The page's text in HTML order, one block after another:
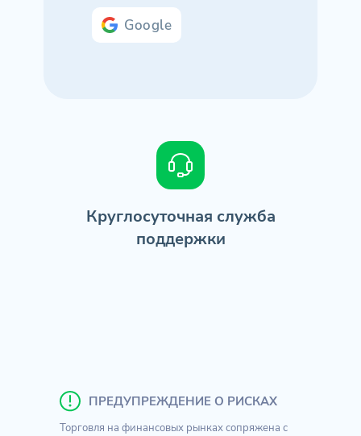
Google
Круглосуточная служба
поддержки
ПРЕДУПРЕЖДЕНИЕ О РИСКАХ
Торговля на финансовых рынках сопряжена с